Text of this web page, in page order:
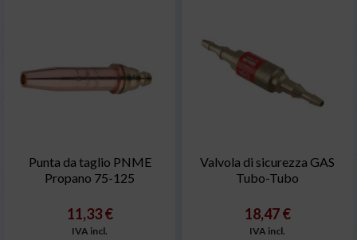
Punta da taglio PNME
Propano 75-125
11,33 €
IVA incl.
Valvola di sicurezza GAS
Tubo-Tubo
18,47 €
IVA incl.